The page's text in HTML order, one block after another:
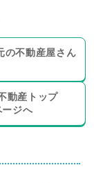
の不動産屋さん
動産トップ
ージへ
置していませ
い。
思っていて